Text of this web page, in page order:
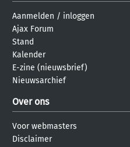
Aanmelden / inloggen
Ajax Forum
Stand
Kalender
E-zine (nieuwsbrief)
Nieuwsarchief
Over ons
Voor webmasters
Disclaimer